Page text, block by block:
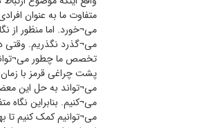
متفاوت ما به عنوان
می¬خورد. اما منظور از
می¬گذرد نگذریم. وقتی
تخصص ما چطور
پشت چراغی قرمز با
می¬تواند به حل این
می¬کنیم. بنابراین نگاه
می¬توانیم کمک کنیم تا